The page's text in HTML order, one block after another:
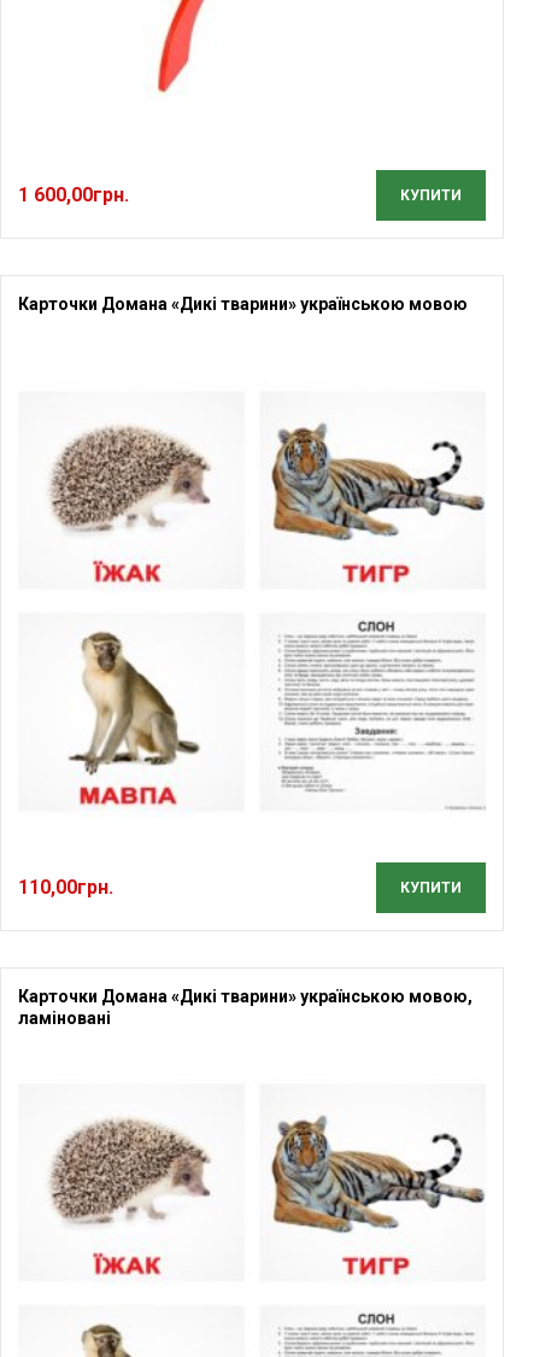
1 600,00грн. КУПИТИ
Карточки Домана «Дикі тварини» українською мовою
110,00грн. КУПИТИ
Карточки Домана «Дикі тварини» українською мовою,
ламіновані